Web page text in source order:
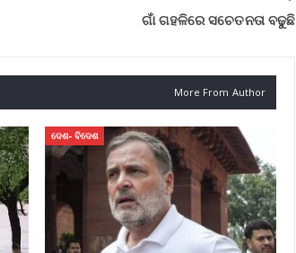
ଗାଁ ଗହଳିରେ ସଚେତନତା ବଢୁଛି
More From Author
ଦେଶ- ବିଦେଶ